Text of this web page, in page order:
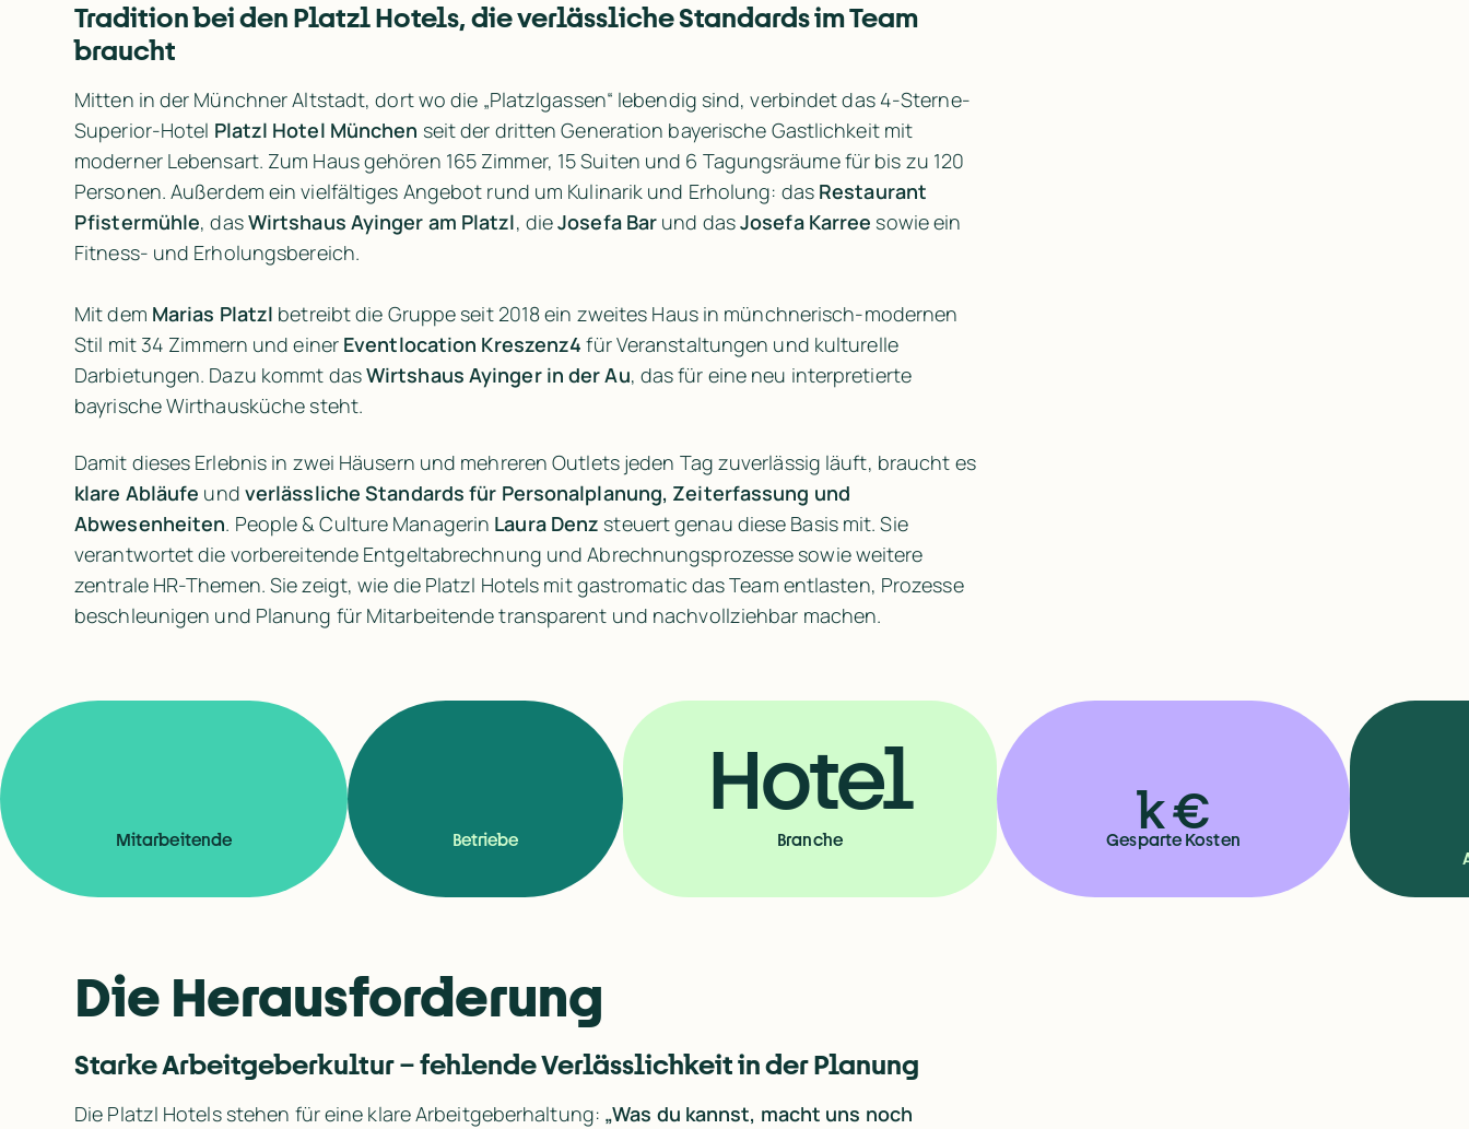
Tradition bei den Platzl Hotels, die verlässliche Standards im Team
braucht
Mitten in der Münchner Altstadt, dort wo die „Platzlgassen“ lebendig sind, verbindet das 4-Sterne-
Superior-Hotel Platzl Hotel München seit der dritten Generation bayerische Gastlichkeit mit
moderner Lebensart. Zum Haus gehören 165 Zimmer, 15 Suiten und 6 Tagungsräume für bis zu 120
Personen. Außerdem ein vielfältiges Angebot rund um Kulinarik und Erholung: das Restaurant
Pfistermühle, das Wirtshaus Ayinger am Platzl, die Josefa Bar und das Josefa Karree sowie ein
Fitness- und Erholungsbereich.
Mit dem Marias Platzl betreibt die Gruppe seit 2018 ein zweites Haus in münchnerisch-modernen
Stil mit 34 Zimmern und einer Eventlocation Kreszenz4 für Veranstaltungen und kulturelle
Darbietungen. Dazu kommt das Wirtshaus Ayinger in der Au, das für eine neu interpretierte
bayrische Wirthausküche steht.
Damit dieses Erlebnis in zwei Häusern und mehreren Outlets jeden Tag zuverlässig läuft, braucht es
klare Abläufe und verlässliche Standards für Personalplanung, Zeiterfassung und
Abwesenheiten. People & Culture Managerin Laura Denz steuert genau diese Basis mit. Sie
verantwortet die vorbereitende Entgeltabrechnung und Abrechnungsprozesse sowie weitere
zentrale HR-Themen. Sie zeigt, wie die Platzl Hotels mit gastromatic das Team entlasten, Prozesse
beschleunigen und Planung für Mitarbeitende transparent und nachvollziehbar machen.
Mitarbeitende Betriebe
Hotel
Branche
k €
Gesparte Kosten
Die Herausforderung
Starke Arbeitgeberkultur – fehlende Verlässlichkeit in der Planung
Die Platzl Hotels stehen für eine klare Arbeitgeberhaltung: „Was du kannst, macht uns noch